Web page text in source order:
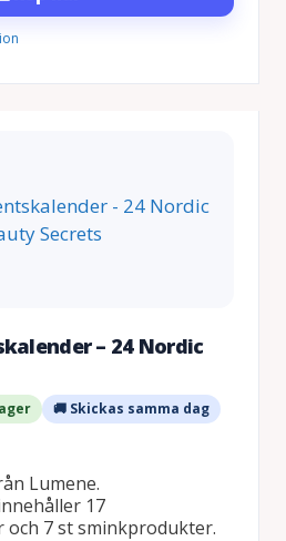
– 24 Nordic
🚚 Skickas samma dag
Lumene.
17
7 st sminkprodukter.